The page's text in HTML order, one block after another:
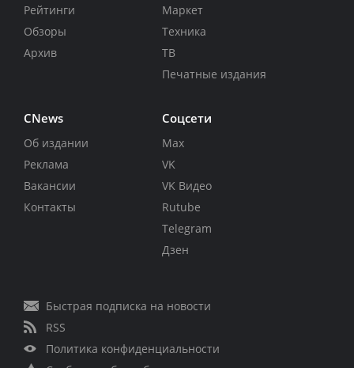
Рейтинги
Обзоры
Архив
Маркет
Техника
ТВ
Печатные издания
CNews
Об издании
Реклама
Вакансии
Контакты
Соцсети
Max
VK
VK Видео
Rutube
Telegram
Дзен
Быстрая подписка на новости
RSS
Политика конфиденциальности